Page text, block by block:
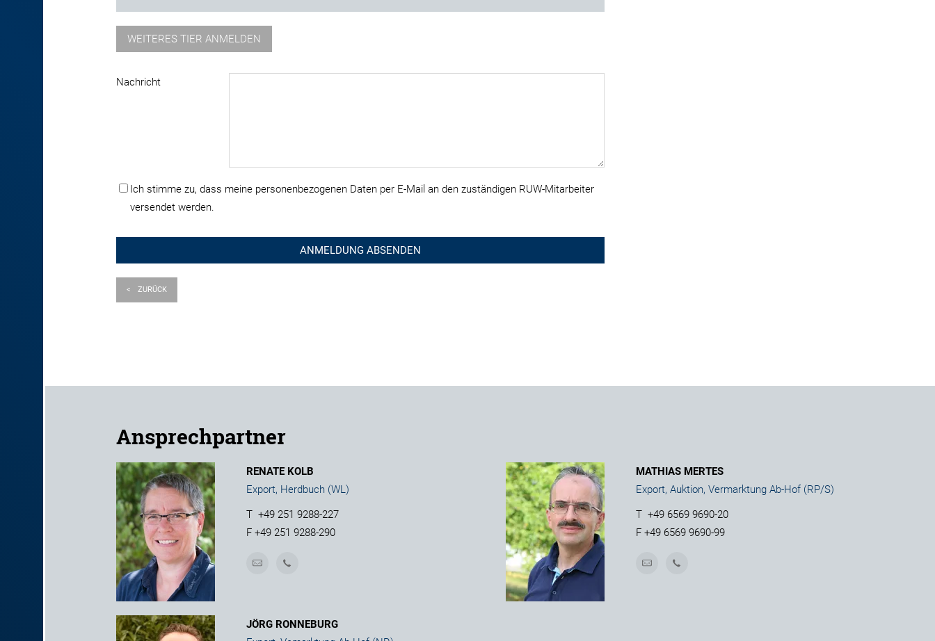
WEITERES TIER ANMELDEN
Nachricht
Ich stimme zu, dass meine personenbezogenen Daten per E-Mail an den zuständigen RUW-Mitarbeiter
versendet werden.
<
Ansprechpartner
RENATE KOLB
Export, Herdbuch (WL)
T +49 251 9288-227
F+49 251 9288-290
MATHIAS MERTES
Export, Auktion, Vermarktung Ab-Hof (RP/S)
T +49 6569 9690-20
F+49 6569 9690-99
JÖRG RONNEBURG